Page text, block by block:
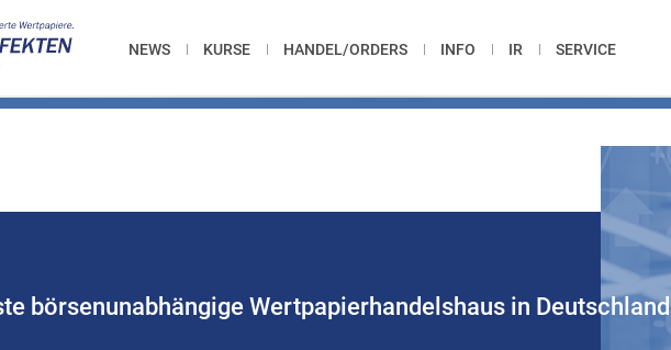
NEWS KURSE HANDEL/ORDERS INFO IR SERVICE
börsenunabhängige Wertpapierhandelshaus in Deutschland